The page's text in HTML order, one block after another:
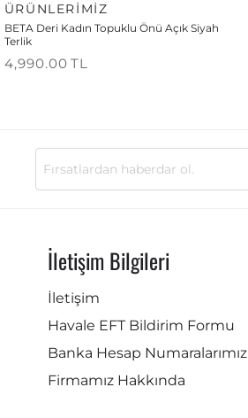
ÜRÜNLERIMIZ
BETA Deri Kadın Topuklu Önü Açık Siyah
Terlik
4,990.00 TL
İletişim Bilgileri
İletişim
Havale EFT Bildirim Formu
Banka Hesap Numaralarımız
Firmamız Hakkında